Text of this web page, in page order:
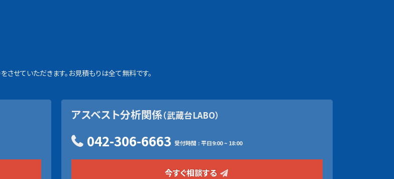
せていただきます。お見積もりは全て無料です。
アスベスト分析関係（武蔵台LABO）
042-306-6663 受付時間 : 平日9:00 ~ 18:00
今すぐ相談する